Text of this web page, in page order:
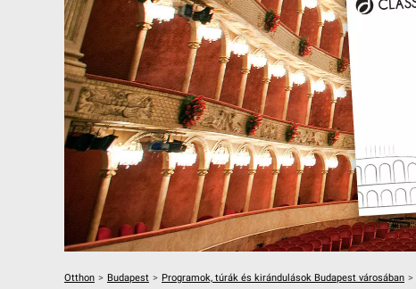
Otthon > Budapest > Programok, túrák és kirándulások Budapest városában >